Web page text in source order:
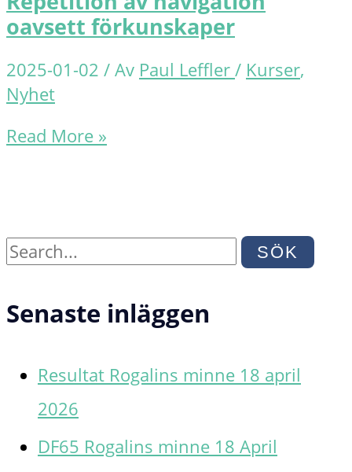
riddare
oavsett förkunskaper
2025-01-02 / Av Paul Leffler / Kurser,
Nyhet
Repetition
förkunskaper
Read More »
S
k
Senaste inläggen
Resultat Rogalins minne 18 april
2026
DF65 Rogalins minne 18 April